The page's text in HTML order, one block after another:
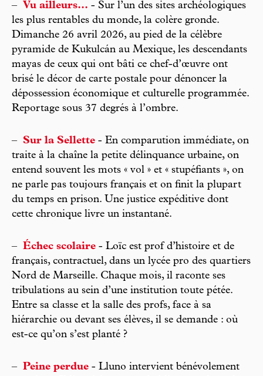
– Vu ailleurs... - Sur l’un des sites archéologiques
les plus rentables du monde, la colère gronde.
Dimanche 26 avril 2026, au pied de la célèbre
pyramide de Kukulcán au Mexique, les descendants
mayas de ceux qui ont bâti ce chef-d’œuvre ont
brisé le décor de carte postale pour dénoncer la
dépossession économique et culturelle programmée.
Reportage sous 37 degrés à l’ombre.
– Sur la Sellette - En comparution immédiate, on
traite à la chaîne la petite délinquance urbaine, on
entend souvent les mots « vol » et « stupéfiants », on
ne parle pas toujours français et on finit la plupart
du temps en prison. Une justice expéditive dont
cette chronique livre un instantané.
– Échec scolaire - Loïc est prof d’histoire et de
français, contractuel, dans un lycée pro des quartiers
Nord de Marseille. Chaque mois, il raconte ses
tribulations au sein d’une institution toute pétée.
Entre sa classe et la salle des profs, face à sa
hiérarchie ou devant ses élèves, il se demande : où
est-ce qu’on s’est planté ?
– Peine perdue - Lluno intervient bénévolement